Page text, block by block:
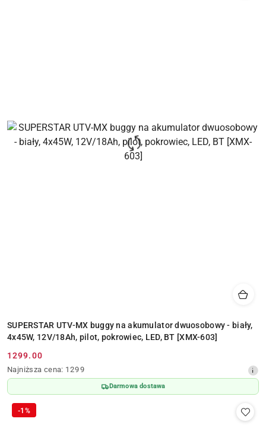
SUPERSTAR UTV-MX buggy na akumulator dwuosobowy - biały,
4x45W, 12V/18Ah, pilot, pokrowiec, LED, BT [XMX-603]
Cena
promocyjna:
1299.00
Najniższa
cena
z
Najniższa cena: 1299
Darmowa dostawa
-1%